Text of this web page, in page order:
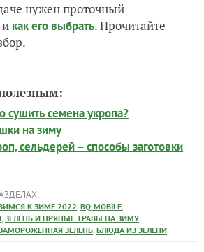
нужен проточный
и как его выбрать. Прочитайте
сушить семена укропа?
на зиму
сельдерей – способы заготовки
К ЗИМЕ 2022, BQ-MOBILE,
, ЗЕЛЕНЬ И ПРЯНЫЕ ТРАВЫ НА ЗИМУ,
ЗЕЛЕНЬ, БЛЮДА ИЗ ЗЕЛЕНИ